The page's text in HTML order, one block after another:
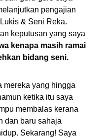
pengajian
& Seni Reka.
keputusan yang saya
kenapa masih ramai
bidang seni.
mereka yang hingga
ketika itu saya
membalas kerana
dan baru sahaja
Sekarang! Saya